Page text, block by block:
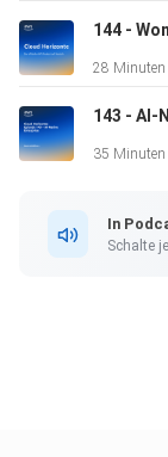
Kreativität.
Bei KI setzt
Kendra, um
überprüft –
Ausblick: Neue
28 Minuten
143 - AI-
35 Minuten
In
Schalte